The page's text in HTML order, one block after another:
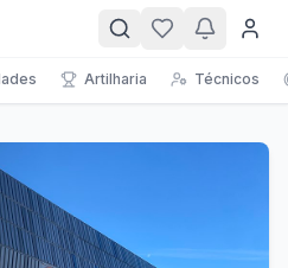
Artilharia Técnicos